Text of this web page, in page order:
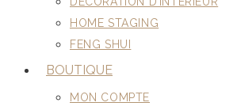
HOME STAGING
FENG SHUI
BOUTIQUE
MON COMPTE